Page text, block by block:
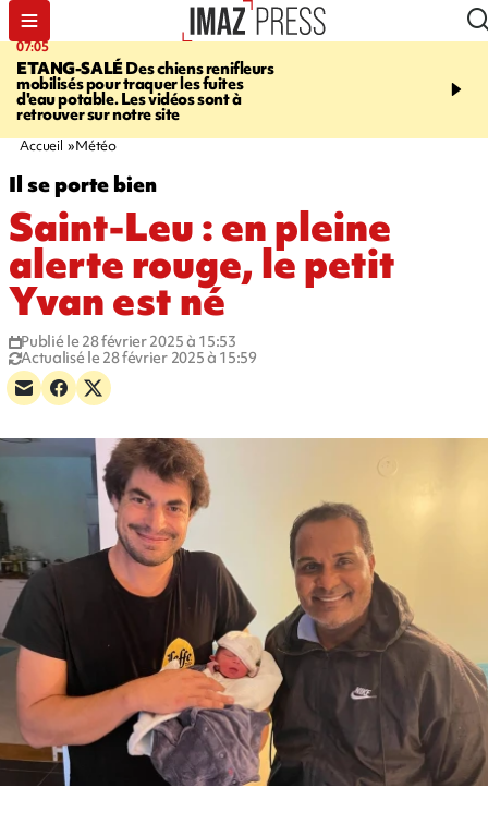
07:05
ETANG-SALÉDes chiens renifleurs
mobilisés pour traquer les fuites
d'eau potable. Les vidéos sont à
retrouver sur notre site
09:53
CATASTROPHIQUE
sécheresse, incendies -
Accueil Météo
Il se porte bien
Saint-Leu : en pleine
alerte rouge, le petit
Yvan est né
Publié le 28 février 2025 à 15:53
Actualisé le 28 février 2025 à 15:59